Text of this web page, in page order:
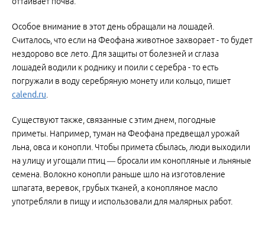
Особое внимание в этот день обращали на лошадей.
Считалось, что если на Феофана животное захворает - то будет
нездорово все лето. Для защиты от болезней и сглаза
лошадей водили к роднику и поили с серебра - то есть
погружали в воду серебряную монету или кольцо, пишет
calend.ru
Существуют также, связанные с этим днем, погодные
приметы. Например, туман на Феофана предвещал урожай
льна, овса и конопли. Чтобы примета сбылась, люди выходили
на улицу и угощали птиц — бросали им конопляные и льняные
семена. Волокно конопли раньше шло на изготовление
шпагата, веревок, грубых тканей, а конопляное масло
употребляли в пищу и использовали для малярных работ.